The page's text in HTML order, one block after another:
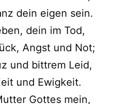
dein eigen sein.
dein im Tod,
Angst und Not;
und bittrem Leid,
und Ewigkeit.
Gottes mein,